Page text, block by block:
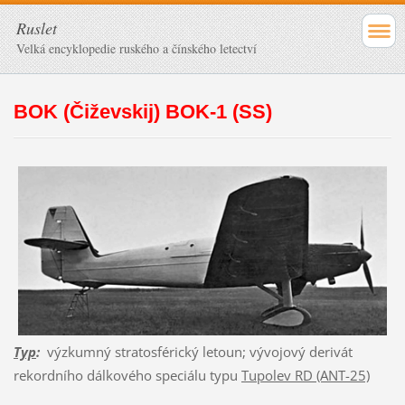
Ruslet
Velká encyklopedie ruského a čínského letectví
BOK (Čiževskij) BOK-1 (SS)
Typ:výzkumný stratosférický letoun; vývojový derivát
rekordního dálkového speciálu typu Tupolev RD (ANT-25)